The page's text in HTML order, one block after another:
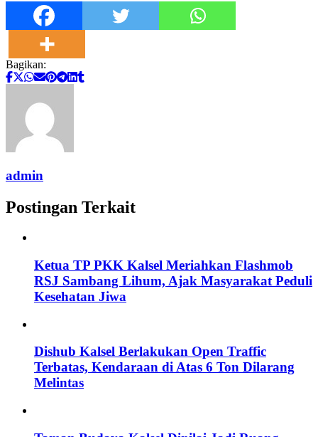
Bagikan:
admin
Postingan Terkait
Ketua TP PKK Kalsel Meriahkan Flashmob
RSJ Sambang Lihum, Ajak Masyarakat Peduli
Kesehatan Jiwa
Dishub Kalsel Berlakukan Open Traffic
Terbatas, Kendaraan di Atas 6 Ton Dilarang
Melintas